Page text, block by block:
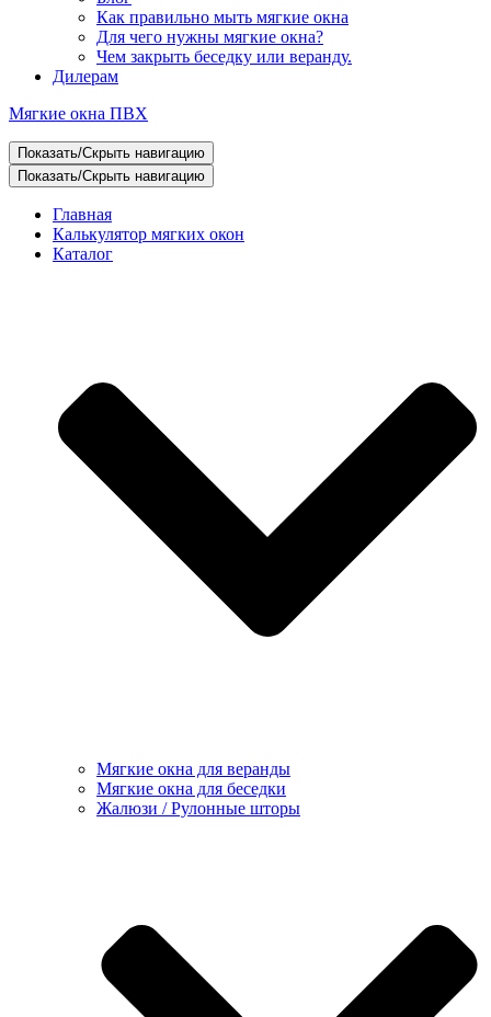
Как правильно мыть мягкие окна
Для чего нужны мягкие окна?
Чем закрыть беседку или веранду.
Дилерам
Мягкие окна ПВХ
Показать/Скрыть навигацию
Показать/Скрыть навигацию
Главная
Калькулятор мягких окон
Каталог
Мягкие окна для веранды
Мягкие окна для беседки
Жалюзи / Рулонные шторы